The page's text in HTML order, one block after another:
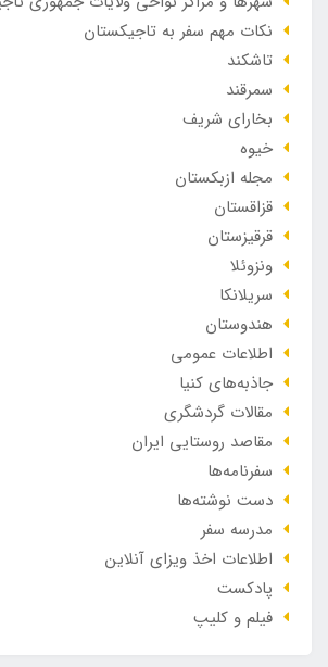
نکات مهم سفر به تاجیکستان
تاشکند
سمرقند
بخارای شریف
خیوه
مجله ازبکستان
قزاقستان
قرقیزستان
ونزوئلا
سریلانکا
هندوستان
اطلاعات عمومی
جاذبه‌های کنیا
مقالات گردشگری
مقاصد روستایی ایران
سفرنامه‌ها
دست نوشته‌ها
مدرسه سفر
اطلاعات اخذ ویزای آنلاین
پادکست
فیلم و کلیپ